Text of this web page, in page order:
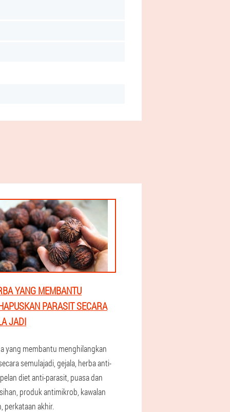
YANG MEMBANTU
PARASIT SECARA
JADI
yang membantu menghilangkan
semulajadi, gejala, herba anti-
diet anti-parasit, puasa dan
produk antimikrob, kawalan
perkataan akhir.